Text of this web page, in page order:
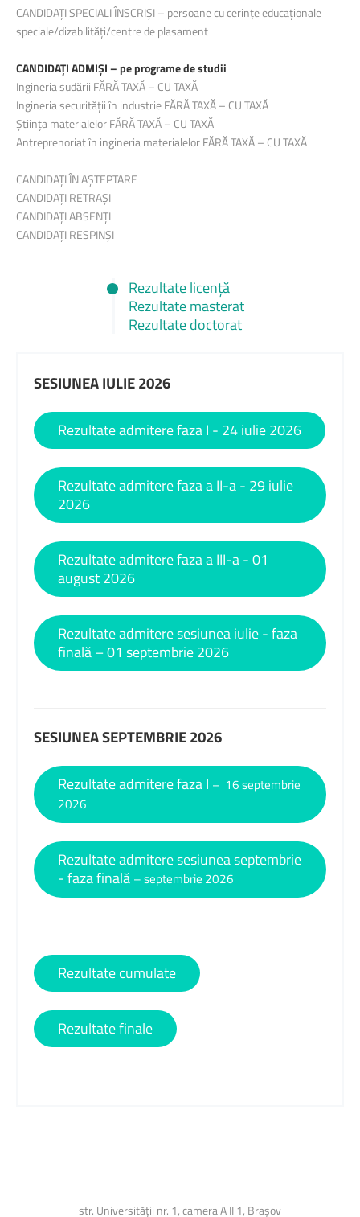
CANDIDAȚI SPECIALI ÎNSCRIȘI – persoane cu cerințe educaționale
speciale/dizabilități/centre de plasament
CANDIDAȚI ADMIȘI – pe programe de studii
Ingineria sudării FĂRĂ TAXĂ– CU TAXĂ
Ingineria securității în industrieFĂRĂ TAXĂ– CU TAXĂ
Știința materialelorFĂRĂ TAXĂ– CU TAXĂ
Antreprenoriat în ingineria materialelorFĂRĂ TAXĂ– CU TAXĂ
CANDIDAȚI ÎN AȘTEPTARE
CANDIDAȚI RETRAȘI
CANDIDAȚI ABSENȚI
CANDIDAȚI RESPINȘI
Rezultate licență
Rezultate masterat
Rezultate doctorat
SESIUNEA IULIE 2026
Rezultate admitere faza I - 24 iulie 2026
Rezultate admitere faza a II-a - 29 iulie
2026
Rezultate admitere faza a III-a - 01
august 2026
Rezultate admitere sesiunea iulie - faza
finală – 01 septembrie 2026
SESIUNEA SEPTEMBRIE 2026
Rezultate admitere faza I – 16 septembrie
2026
Rezultate admitere sesiunea septembrie
- faza finală – septembrie 2026
Rezultate cumulate
Rezultate finale
str. Universității nr. 1, camera A II 1, Brașov